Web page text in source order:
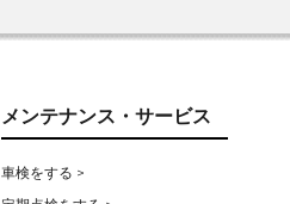
メンテナンス・サービス
車検をする >